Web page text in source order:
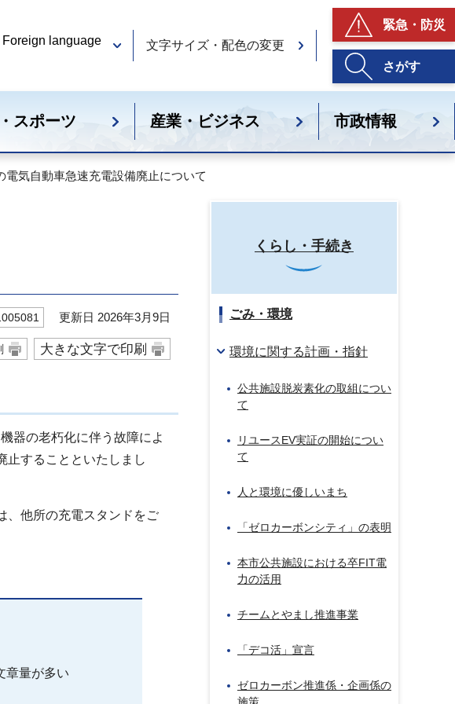
Foreign language 文字サイズ・配色の変更
緊急・防災
さがす
スポーツ 産業・ビジネス 市政情報
電気自動車急速充電設備廃止について
更新日 2026年3月9日
大きな文字で印刷
器の老朽化に伴う故障によ
止することといたしまし
、他所の充電スタンドをご
章量が多い
くらし・手続き
ごみ・環境
環境に関する計画・指針
公共施設脱炭素化の取組につい
て
リユースEV実証の開始につい
て
人と環境に優しいまち
「ゼロカーボンシティ」の表明
本市公共施設における卒FIT電
力の活用
チームとやまし推進事業
「デコ活」宣言
ゼロカーボン推進係・企画係の